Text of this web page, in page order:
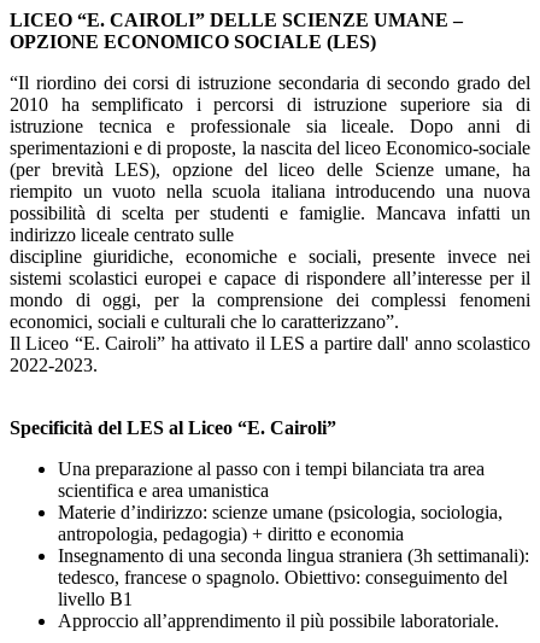
LICEO “E. CAIROLI” DELLE SCIENZE UMANE –
OPZIONE ECONOMICO SOCIALE (LES)
“Il riordino dei corsi di istruzione secondaria di secondo grado del
2010 ha semplificato i percorsi diistruzione superiore sia di
istruzione tecnica e professionale sia liceale. Dopo anni di
sperimentazioni e di proposte, la nascita del liceo Economico-sociale
(per brevità LES), opzione del liceo delle Scienze umane, ha
riempito un vuoto nella scuola italiana introducendo una nuova
possibilità di scelta per studenti e famiglie. Mancava infatti un
indirizzo liceale centrato sulle
discipline giuridiche, economiche e sociali, presente invece nei
sistemi scolastici europei e capace di rispondere all’interesse per il
mondo di oggi, per la comprensione dei complessi fenomeni
economici, sociali e culturali che lo caratterizzano”.
Il Liceo “E. Cairoli” ha attivato il LES a partire dall' anno scolastico
2022-2023.
Specificità del LES al Liceo “E. Cairoli”
Una preparazione al passo con i tempi bilanciata tra area
scientifica e area umanistica
Materie d’indirizzo: scienze umane (psicologia, sociologia,
antropologia, pedagogia) + diritto e economia
Insegnamento di una seconda lingua straniera (3h settimanali):
tedesco, francese o spagnolo. Obiettivo: conseguimento del
livello B1
Approccio all’apprendimento il più possibile laboratoriale.